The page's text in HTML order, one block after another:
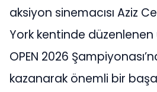
aksiyon sinemacısı Aziz
York kentinde düzenlenen
OPEN 2026
kazanarak önemli bir